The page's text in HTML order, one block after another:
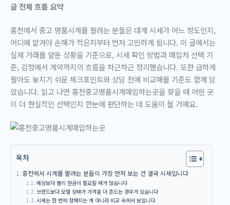
글 전체 흐름 요약
홍천에서 중고 명품시계를 팔려는 분들은 대개 시세가 어느 정도인지,
어디에 맡겨야 손해가 적은지부터 먼저 고민하게 됩니다. 이 글에서는
실제 거래를 앞둔 상황을 기준으로, 시세 확인 방법과 매입처 선택 기
준, 감정에서 계약까지의 흐름을 차근차근 정리했습니다. 또한 급하게
팔아도 놓치기 쉬운 체크포인트와 상담 전에 비교해볼 기준도 함께 담
았습니다. 읽고 나면 홍천중고명품시계매입하는곳을 찾을 때 어떤 곳
이 더 현실적인 선택인지 한눈에 판단하는 데 도움이 될 거예요.
목차
홍천에서 시계를 팔려는 분들이 가장 먼저 보는 건 결국 시세입니다
예상보다 빨리 현금이 필요할 때가 많습니다
브랜드보다 모델 상태가 가격을 더 흔드는 경우가 있습니다
시세는 한 번에 정해지는 게 아니라 비교 속에서 보입니다